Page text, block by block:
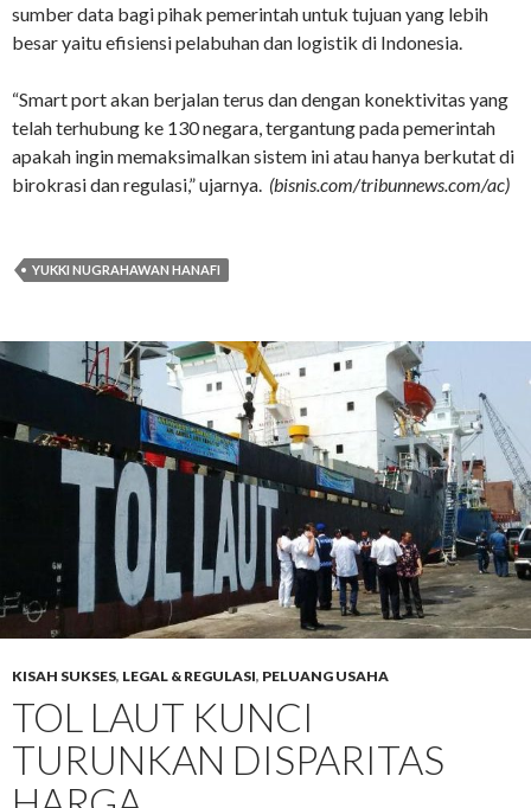
sumber data bagi pihak pemerintah untuk tujuan yang lebih
besar yaitu efisiensi pelabuhan dan logistik di Indonesia.
“Smart port akan berjalan terus dan dengan konektivitas yang
telah terhubung ke 130 negara, tergantung pada pemerintah
apakah ingin memaksimalkan sistem ini atau hanya berkutat di
birokrasi dan regulasi,” ujarnya. (bisnis.com/tribunnews.com/ac)
YUKKI NUGRAHAWAN HANAFI
KISAH SUKSES, LEGAL & REGULASI, PELUANG USAHA
TOL LAUT KUNCI
TURUNKAN DISPARITAS